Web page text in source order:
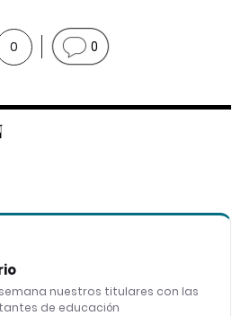
0 0
nuestros titulares con las
de educación